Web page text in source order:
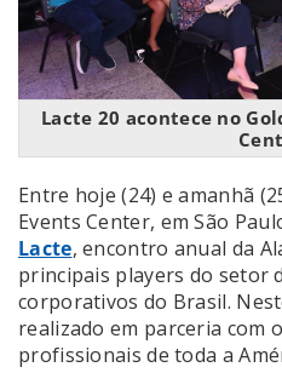
Lacte 20 acontece no
Entre hoje (24) e amanhã
Events Center, em São
Lacte, encontro anual da
principais players do setor
corporativos do Brasil.
realizado em parceria com
profissionais de toda a